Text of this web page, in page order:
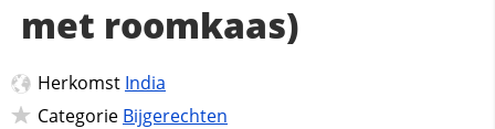
met roomkaas)
Herkomst India
Categorie Bijgerechten